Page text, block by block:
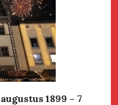
1899 – 7